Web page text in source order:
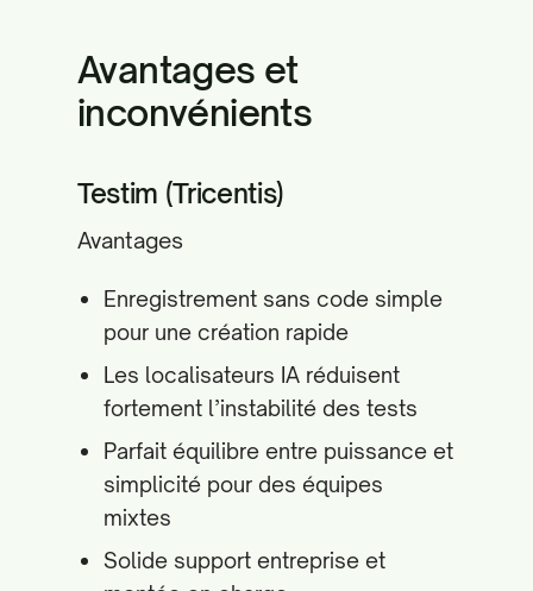
Avantages et
inconvénients
Testim (Tricentis)
Avantages
Enregistrement sans code simple
pour une création rapide
Les localisateurs IA réduisent
fortement l’instabilité des tests
Parfait équilibre entre puissance et
simplicité pour des équipes
mixtes
Solide support entreprise et